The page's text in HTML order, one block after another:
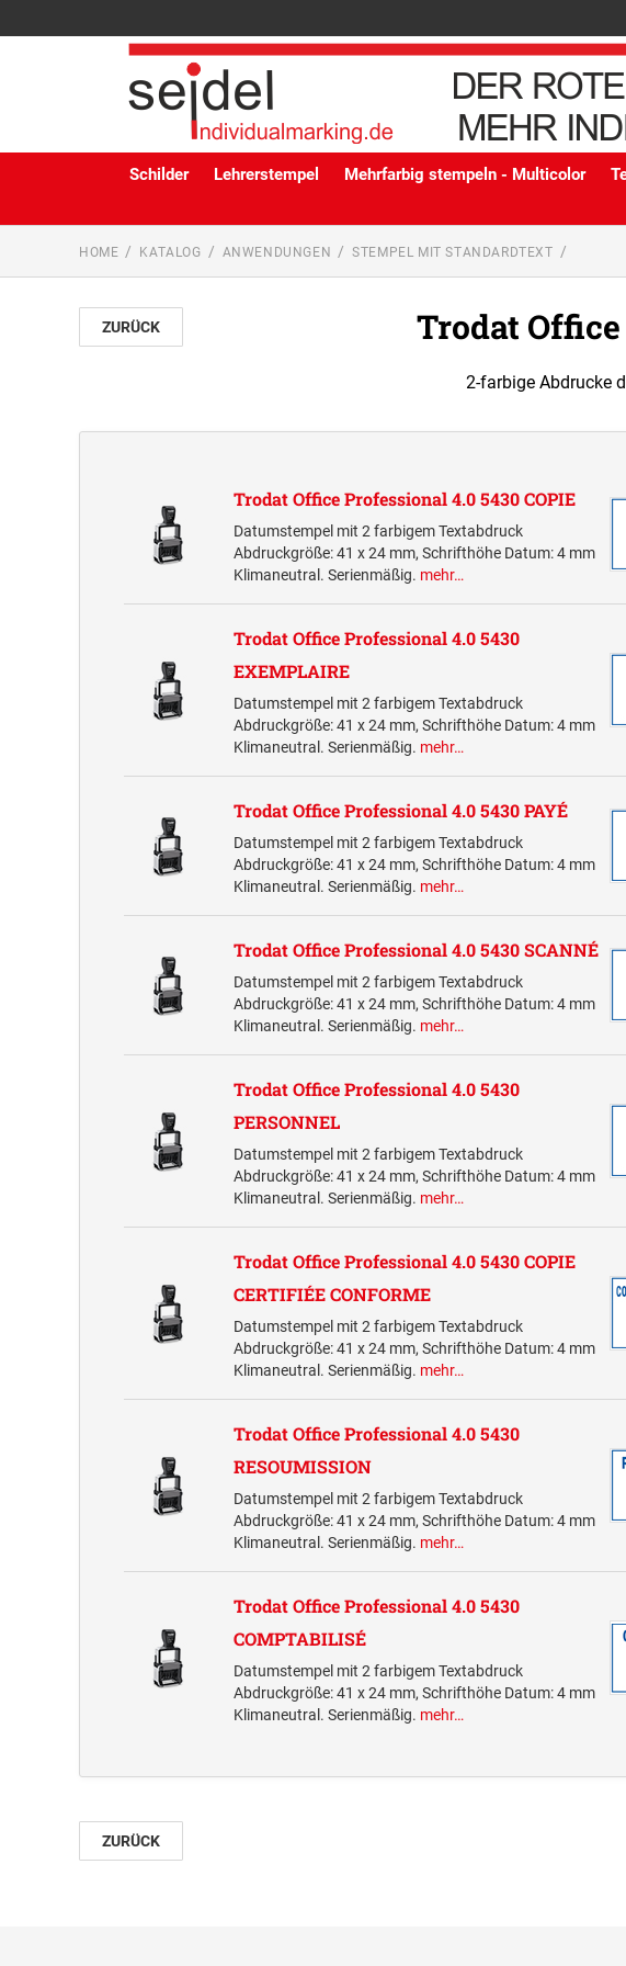
Schilder Lehrerstempel Mehrfarbig stempeln - Multicolor
HOME KATALOG ANWENDUNGEN STEMPEL MIT STANDARDTEXT
ZURÜCK Trodat
2-farbige Abdrucke
Trodat Office Professional 4.0 5430 COPIE
Datumstempel mit 2 farbigem Textabdruck
Abdruckgröße: 41 x 24 mm, Schrifthöhe Datum: 4 mm
Klimaneutral. Serienmäßig. mehr…
Trodat Office Professional 4.0 5430
EXEMPLAIRE
Datumstempel mit 2 farbigem Textabdruck
Abdruckgröße: 41 x 24 mm, Schrifthöhe Datum: 4 mm
Klimaneutral. Serienmäßig. mehr…
Trodat Office Professional 4.0 5430 PAYÉ
Datumstempel mit 2 farbigem Textabdruck
Abdruckgröße: 41 x 24 mm, Schrifthöhe Datum: 4 mm
Klimaneutral. Serienmäßig. mehr…
Trodat Office Professional 4.0 5430 SCANNÉ
Datumstempel mit 2 farbigem Textabdruck
Abdruckgröße: 41 x 24 mm, Schrifthöhe Datum: 4 mm
Klimaneutral. Serienmäßig. mehr…
Trodat Office Professional 4.0 5430
PERSONNEL
Datumstempel mit 2 farbigem Textabdruck
Abdruckgröße: 41 x 24 mm, Schrifthöhe Datum: 4 mm
Klimaneutral. Serienmäßig. mehr…
Trodat Office Professional 4.0 5430 COPIE
CERTIFIÉE CONFORME
Datumstempel mit 2 farbigem Textabdruck
Abdruckgröße: 41 x 24 mm, Schrifthöhe Datum: 4 mm
Klimaneutral. Serienmäßig. mehr…
Trodat Office Professional 4.0 5430
RESOUMISSION
Datumstempel mit 2 farbigem Textabdruck
Abdruckgröße: 41 x 24 mm, Schrifthöhe Datum: 4 mm
Klimaneutral. Serienmäßig. mehr…
Trodat Office Professional 4.0 5430
COMPTABILISÉ
Datumstempel mit 2 farbigem Textabdruck
Abdruckgröße: 41 x 24 mm, Schrifthöhe Datum: 4 mm
Klimaneutral. Serienmäßig. mehr…
ZURÜCK